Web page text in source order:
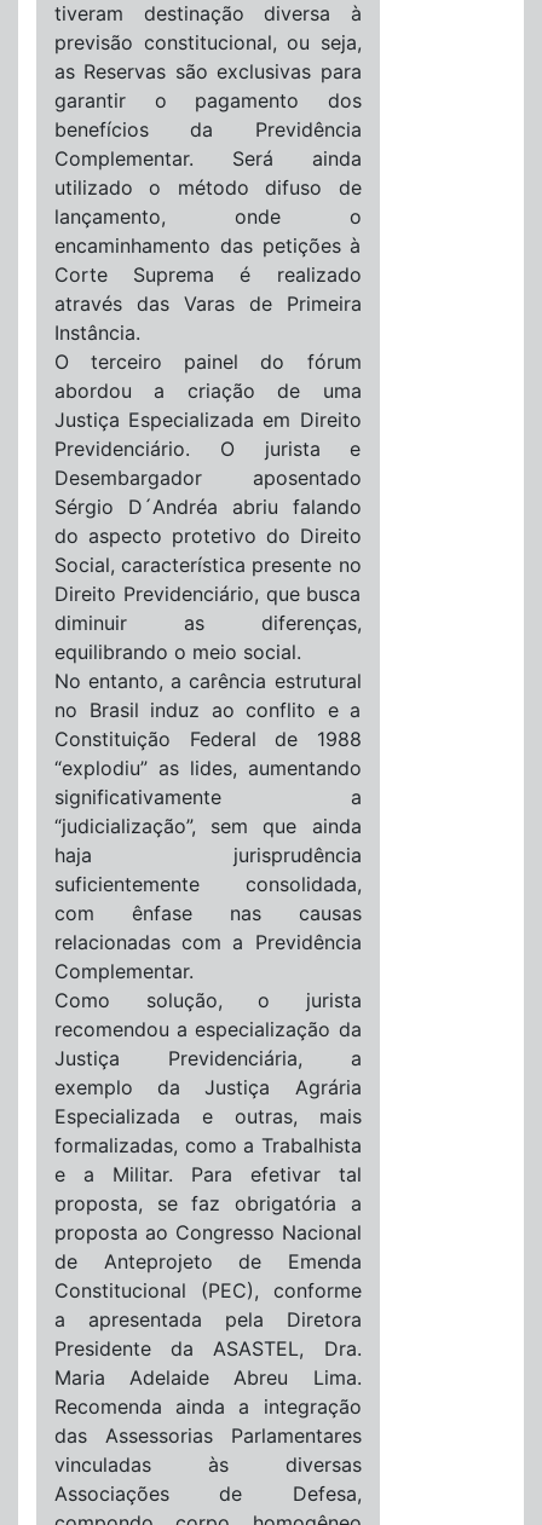
tiveram destinação diversa à
previsão constitucional, ou seja,
as Reservas são exclusivas para
garantir o pagamento dos
benefícios da Previdência
Complementar. Será ainda
utilizado o método difuso de
lançamento, onde o
encaminhamento das petições à
Corte Suprema é realizado
através das Varas de Primeira
Instância.
O terceiro painel do fórum
abordou a criação de uma
Justiça Especializada em Direito
Previdenciário. O jurista e
Desembargador aposentado
Sérgio D´Andréa abriu falando
do aspecto protetivo do Direito
Social, característica presente no
Direito Previdenciário, que busca
diminuir as diferenças,
equilibrando o meio social.
No entanto, a carência estrutural
no Brasil induz ao conflito e a
Constituição Federal de 1988
“explodiu” as lides, aumentando
significativamente a
“judicialização”, sem que ainda
haja jurisprudência
suficientemente consolidada,
com ênfase nas causas
relacionadas com a Previdência
Complementar.
Como solução, o jurista
recomendou a especialização da
Justiça Previdenciária, a
exemplo da Justiça Agrária
Especializada e outras, mais
formalizadas, como a Trabalhista
e a Militar. Para efetivar tal
proposta, se faz obrigatória a
proposta ao Congresso Nacional
de Anteprojeto de Emenda
Constitucional (PEC), conforme
a apresentada pela Diretora
Presidente da ASASTEL, Dra.
Maria Adelaide Abreu Lima.
Recomenda ainda a integração
das Assessorias Parlamentares
vinculadas às diversas
Associações de Defesa,